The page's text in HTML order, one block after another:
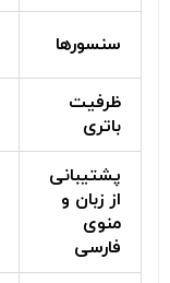
سنسورها
ظرفیت
باتری
پشتیبانی
از زبان و
منوی
فارسی